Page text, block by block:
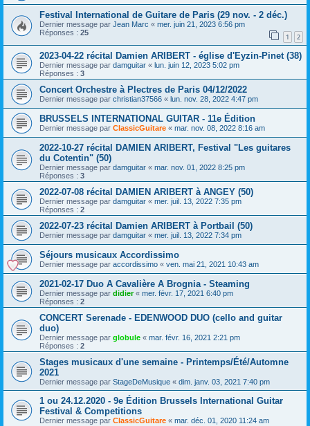
Festival International de Guitare de Paris (29 nov. - 2 déc.)
Dernier message par Jean Marc « mer. juin 21, 2023 6:56 pm
Réponses : 25 1 2
2023-04-22 récital Damien ARIBERT - église d'Eyzin-Pinet (38)
Dernier message par damguitar « lun. juin 12, 2023 5:02 pm
Réponses : 3
Concert Orchestre à Plectres de Paris 04/12/2022
Dernier message par christian37566 « lun. nov. 28, 2022 4:47 pm
BRUSSELS INTERNATIONAL GUITAR - 11e Édition
Dernier message par ClassicGuitare « mar. nov. 08, 2022 8:16 am
2022-10-27 récital DAMIEN ARIBERT, Festival "Les guitares
du Cotentin" (50)
Dernier message par damguitar « mar. nov. 01, 2022 8:25 pm
Réponses : 3
2022-07-08 récital DAMIEN ARIBERT à ANGEY (50)
Dernier message par damguitar « mer. juil. 13, 2022 7:35 pm
Réponses : 2
2022-07-23 récital Damien ARIBERT à Portbail (50)
Dernier message par damguitar « mer. juil. 13, 2022 7:34 pm
Séjours musicaux Accordissimo
Dernier message par accordissimo « ven. mai 21, 2021 10:43 am
2021-02-17 Duo A Cavalière A Brognia - Steaming
Dernier message par didier« mer. févr. 17, 2021 6:40 pm
Réponses : 2
CONCERT Serenade - EDENWOOD DUO (cello and guitar
duo)
Dernier message par globule « mar. févr. 16, 2021 2:21 pm
Réponses : 2
Stages musicaux d'une semaine - Printemps/Été/Automne
2021
Dernier message par StageDeMusique « dim. janv. 03, 2021 7:40 pm
1 ou 24.12.2020 - 9e Édition Brussels International Guitar
Festival & Competitions
Dernier message par ClassicGuitare « mar. déc. 01, 2020 11:24 am